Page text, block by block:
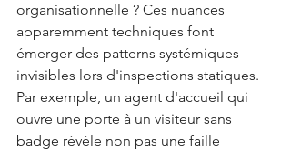
organisationnelle ? Ces nuances
apparemment techniques font
émerger des patterns systémiques
invisibles lors d'inspections statiques.
Par exemple, un agent d'accueil qui
ouvre une porte à un visiteur sans
badge révèle non pas une faille